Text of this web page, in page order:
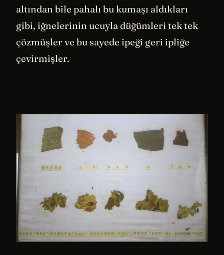
altından bile pahalı bu kumaşı aldıkları
gibi, iğnelerinin ucuyla düğümleri tek tek
çözmüşler ve bu sayede ipeği geri ipliğe
çevirmişler.